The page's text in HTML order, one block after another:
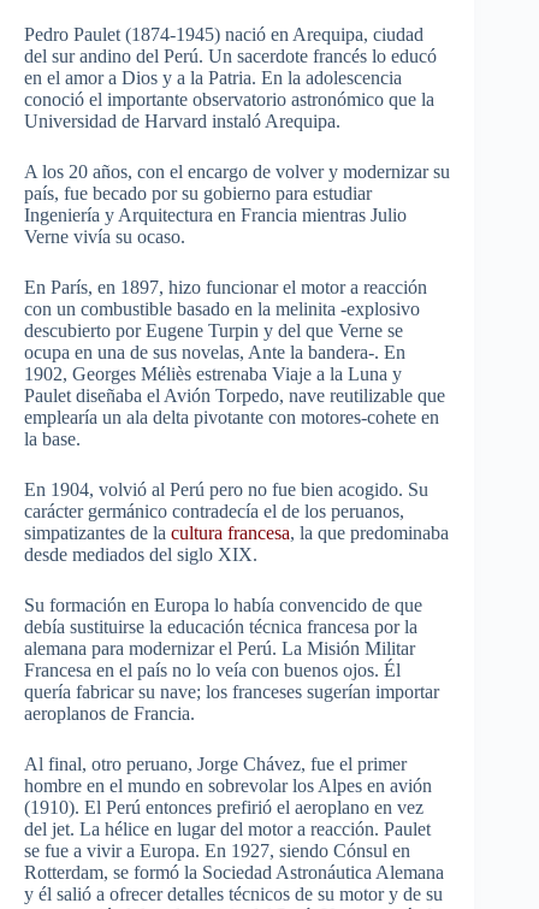
Pedro Paulet (1874-1945) nació en Arequipa, ciudad
del sur andino del Perú. Un sacerdote francés lo educó
en el amor a Dios y a la Patria. En la adolescencia
conoció el importante observatorio astronómico que la
Universidad de Harvard instaló Arequipa.
A los 20 años, con el encargo de volver y modernizar su
país, fue becado por su gobierno para estudiar
Ingeniería y Arquitectura en Francia mientras Julio
Verne vivía su ocaso.
En París, en 1897, hizo funcionar el motor a reacción
con un combustible basado en la melinita -explosivo
descubierto por Eugene Turpin y del que Verne se
ocupa en una de sus novelas, Ante la bandera-. En
1902, Georges Méliès estrenaba Viaje a la Luna y
Paulet diseñaba el Avión Torpedo, nave reutilizable que
emplearía un ala delta pivotante con motores-cohete en
la base.
En 1904, volvió al Perú pero no fue bien acogido. Su
carácter germánico contradecía el de los peruanos,
simpatizantes de la cultura francesa, la que predominaba
desde mediados del siglo XIX.
Su formación en Europa lo había convencido de que
debía sustituirse la educación técnica francesa por la
alemana para modernizar el Perú. La Misión Militar
Francesa en el país no lo veía con buenos ojos. Él
quería fabricar su nave; los franceses sugerían importar
aeroplanos de Francia.
Al final, otro peruano, Jorge Chávez, fue el primer
hombre en el mundo en sobrevolar los Alpes en avión
(1910). El Perú entonces prefirió el aeroplano en vez
del jet. La hélice en lugar del motor a reacción. Paulet
se fue a vivir a Europa. En 1927, siendo Cónsul en
Rotterdam, se formó la Sociedad Astronáutica Alemana
y él salió a ofrecer detalles técnicos de su motor y de su